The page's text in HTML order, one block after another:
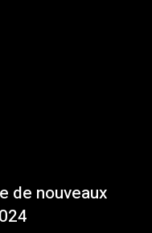
de nouveaux